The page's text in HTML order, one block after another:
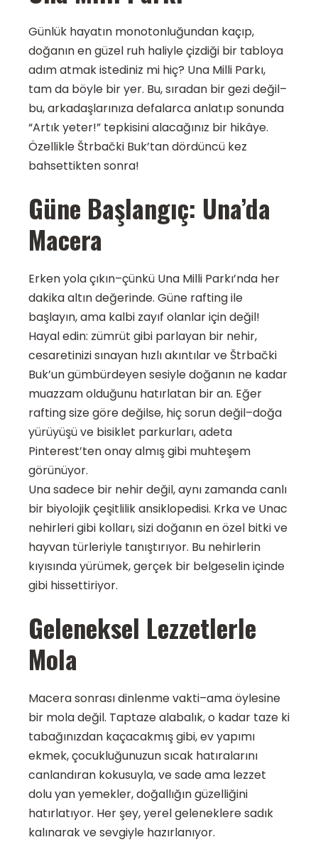
Günlük hayatın monotonluğundan kaçıp,
doğanın en güzel ruh haliyle çizdiği bir tabloya
adım atmak istediniz mi hiç? Una Milli Parkı,
tam da böyle bir yer. Bu, sıradan bir gezi değil–
bu, arkadaşlarınıza defalarca anlatıp sonunda
“Artık yeter!” tepkisini alacağınız bir hikâye.
Özellikle Štrbački Buk’tan dördüncü kez
bahsettikten sonra!
Güne Başlangıç: Una’da
Macera
Erken yola çıkın–çünkü Una Milli Parkı’nda her
dakika altın değerinde. Güne rafting ile
başlayın, ama kalbi zayıf olanlar için değil!
Hayal edin: zümrüt gibi parlayan bir nehir,
cesaretinizi sınayan hızlı akıntılar ve Štrbački
Buk’un gümbürdeyen sesiyle doğanın ne kadar
muazzam olduğunu hatırlatan bir an. Eğer
rafting size göre değilse, hiç sorun değil–doğa
yürüyüşü ve bisiklet parkurları, adeta
Pinterest’ten onay almış gibi muhteşem
görünüyor.
Una sadece bir nehir değil, aynı zamanda canlı
bir biyolojik çeşitlilik ansiklopedisi. Krka ve Unac
nehirleri gibi kolları, sizi doğanın en özel bitki ve
hayvan türleriyle tanıştırıyor. Bu nehirlerin
kıyısında yürümek, gerçek bir belgeselin içinde
gibi hissettiriyor.
Geleneksel Lezzetlerle
Mola
Macera sonrası dinlenme vakti–ama öylesine
bir mola değil. Taptaze alabalık, o kadar taze ki
tabağınızdan kaçacakmış gibi, ev yapımı
ekmek, çocukluğunuzun sıcak hatıralarını
canlandıran kokusuyla, ve sade ama lezzet
dolu yan yemekler, doğallığın güzelliğini
hatırlatıyor. Her şey, yerel geleneklere sadık
kalınarak ve sevgiyle hazırlanıyor.